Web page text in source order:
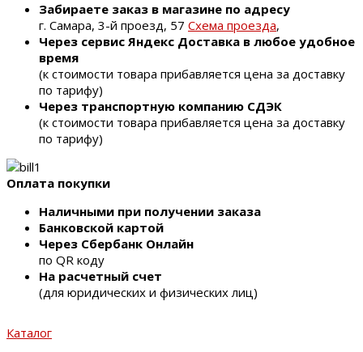
Забираете заказ в магазине по адресу
г. Самара, 3-й проезд, 57 Схема проезда,
Через сервис Яндекс Доставка в любое удобное
время
(к стоимости товара прибавляется цена за доставку
по тарифу)
Через транспортную компанию СДЭК
(к стоимости товара прибавляется цена за доставку
по тарифу)
Оплата покупки
Наличными при получении заказа
Банковской картой
Через Сбербанк Онлайн
по QR коду
На расчетный счет
(для юридических и физических лиц)
Каталог